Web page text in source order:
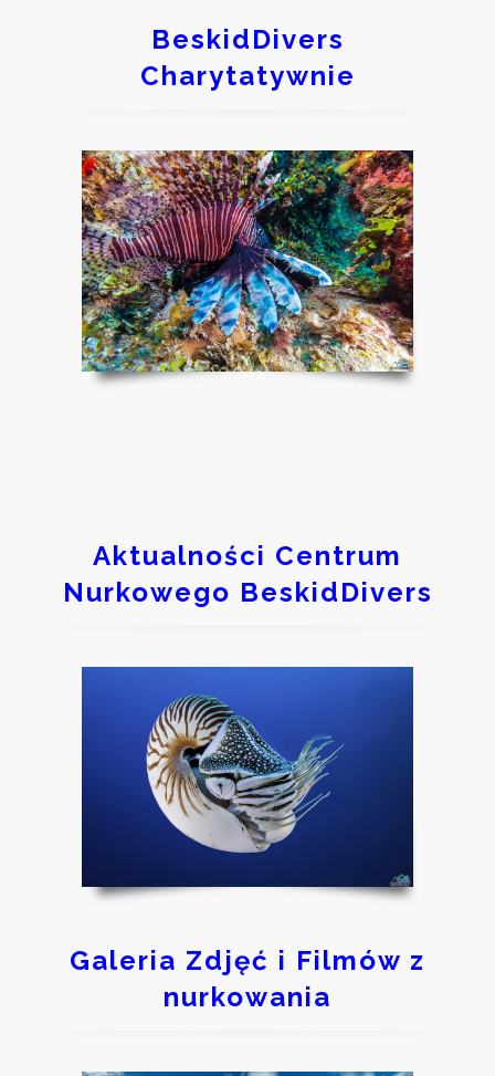
BeskidDivers
Charytatywnie
Aktualności Centrum
Nurkowego BeskidDivers
Galeria Zdjęć i Filmów z
nurkowania